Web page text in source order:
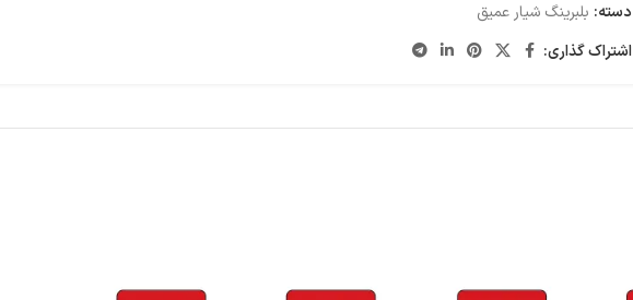
دسته: بلبرینگ شیار عمیق
اشتراک گذاری: